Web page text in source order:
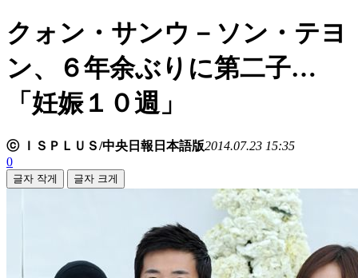
クォン・サンウ－ソン・テヨ
ン、６年余ぶりに第二子…
「妊娠１０週」
ⓒ ＩＳＰＬＵＳ/中央日報日本語版2014.07.23 15:35
0
글자 작게 글자 크게